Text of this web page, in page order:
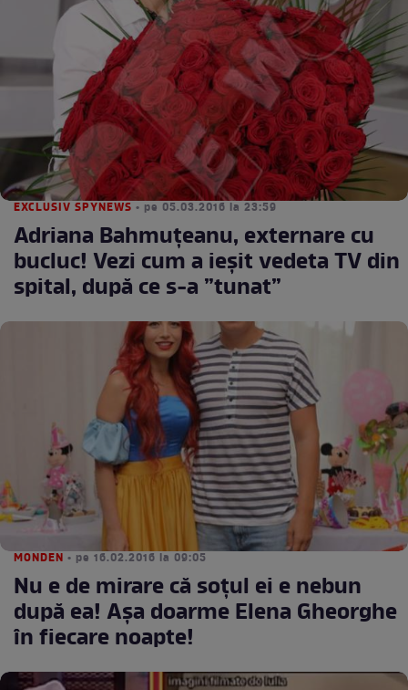
EXCLUSIV SPYNEWS • pe 05.03.2016 la 23:59
Adriana Bahmuțeanu, externare cu
bucluc! Vezi cum a ieșit vedeta TV din
spital, după ce s-a ”tunat”
MONDEN • pe 16.02.2016 la 09:05
Nu e de mirare că soţul ei e nebun
după ea! Aşa doarme Elena Gheorghe
în fiecare noapte!